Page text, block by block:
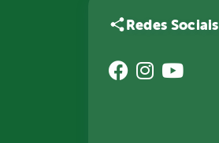
Redes Sociais